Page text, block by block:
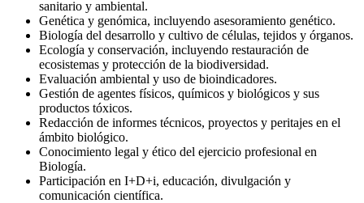
sanitario y ambiental.
Genética y genómica, incluyendo asesoramiento genético.
Biología del desarrollo y cultivo de células, tejidos y órganos.
Ecología y conservación, incluyendo restauración de
ecosistemas y protección de la biodiversidad.
Evaluación ambiental y uso de bioindicadores.
Gestión de agentes físicos, químicos y biológicos y sus
productos tóxicos.
Redacción de informes técnicos, proyectos y peritajes en el
ámbito biológico.
Conocimiento legal y ético del ejercicio profesional en
Biología.
Participación en I+D+i, educación, divulgación y
comunicación científica.